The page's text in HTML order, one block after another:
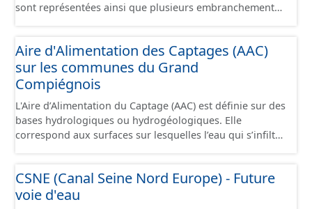
sont représentées ainsi que plusieurs embranchements
sont désaffectées mais sont toujours physiquement
présentes sur le terrain.
Aire d'Alimentation des Captages (AAC)
sur les communes du Grand
Compiégnois
L'Aire d’Alimentation du Captage (AAC) est définie sur des
bases hydrologiques ou hydrogéologiques. Elle
correspond aux surfaces sur lesquelles l’eau qui s’infiltre
correspond : - pour un ouvrage de prélèvement destiné
à l'eau potable en eau superficielle : au sous-bassin
CSNE (Canal Seine Nord Europe) - Future
voie d'eau